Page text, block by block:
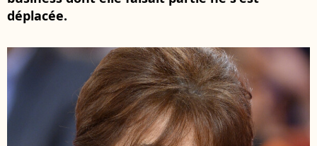
déplacée.